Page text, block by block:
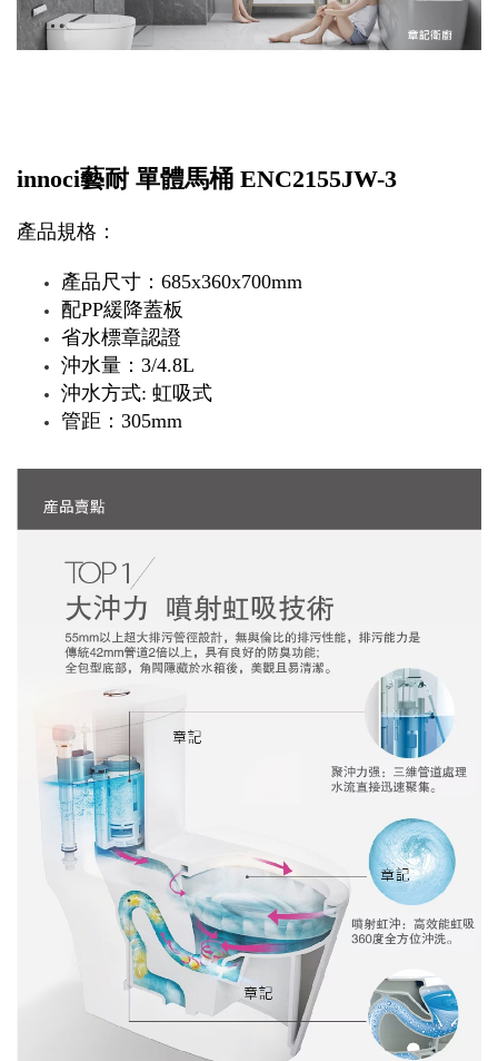
innoci藝耐 單體馬桶 ENC2155JW-3
產品規格：
產品尺寸：685x360x700mm
配PP緩降蓋板
省水標章認證
沖水量：3/4.8L
沖水方式: 虹吸式
管距：305mm